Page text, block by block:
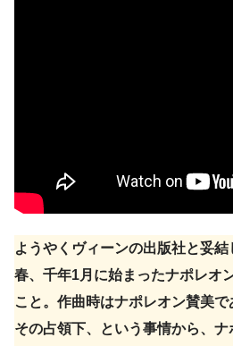
ようやくヴィーンの出版社と妥
春、千年1月に始まったナポレオ
こと。作曲時はナポレオン賛美
その占領下、という事情から、